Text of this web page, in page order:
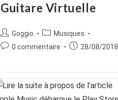
Guitare Virtuelle
Auteur/autrice
de
Goggio
Post
category:
Musiques
Commentaires
0 commentaire
Publication
28/08/2018